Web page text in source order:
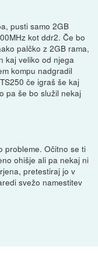
pusti samo 2GB
kot ddr2. Če bo
palčko z 2GB rama,
kaj veliko od njega
kompu nadgradil
če igraš še kaj
pa še bo služil nekaj
probleme. Očitno se ti
ohišje ali pa nekaj ni
pretestiraj jo v
svežo namestitev